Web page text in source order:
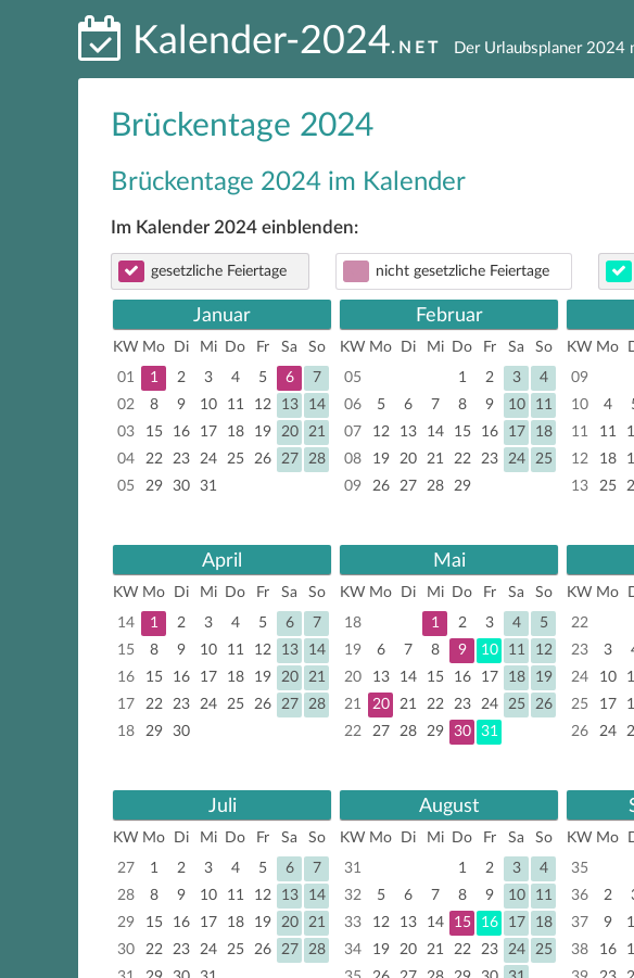
Kalender-2024.NET Der Urlaubsplaner 2024
Brückentage 2024
Brückentage 2024 im Kalender
Im Kalender 2024 einblenden:
gesetzliche Feiertage nicht gesetzliche Feiertage
Januar
KW Mo Di Mi Do Fr Sa
So
01
1 2 3 4 5 6
7
02
8 9 10 11 12 13
14
03
15 16 17 18 19 20
21
04
22 23 24 25 26 27
28
05
29 30 31
Februar
KW Mo Di Mi Do Fr Sa
So
05
1 2 3
4
06
5 6 7 8 9 10
11
07
12 13 14 15 16 17
18
08
19 20 21 22 23 24
25
09
26 27 28 29
KW Mo
09
10
4
11
11
12
18
13
25
April
KW Mo Di Mi Do Fr Sa
So
14
1 2 3 4 5 6
7
15
8 9 10 11 12 13
14
16
15 16 17 18 19 20
21
17
22 23 24 25 26 27
28
18
29 30
Mai
KW Mo Di Mi Do Fr Sa
So
18
1 2 3 4
5
19
6 7 8 9 10 11
12
20
13 14 15 16 17 18
19
21
20 21 22 23 24 25
26
22
27 28 29 30 31
KW Mo
22
23
3
24
10
25
17
26
24
Juli
KW Mo Di Mi Do Fr Sa
So
27
1 2 3 4 5 6
7
28
8 9 10 11 12 13
14
29
15 16 17 18 19 20
21
30
22 23 24 25 26 27
28
August
KW Mo Di Mi Do Fr Sa
So
31
1 2 3
4
32
5 6 7 8 9 10
11
33
12 13 14 15 16 17
18
34
19 20 21 22 23 24
25
KW Mo
35
36
2
37
9
38
16